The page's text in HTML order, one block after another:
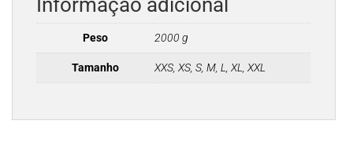
Peso 2000 g
Tamanho XXS, XS, S, M, L, XL, XXL